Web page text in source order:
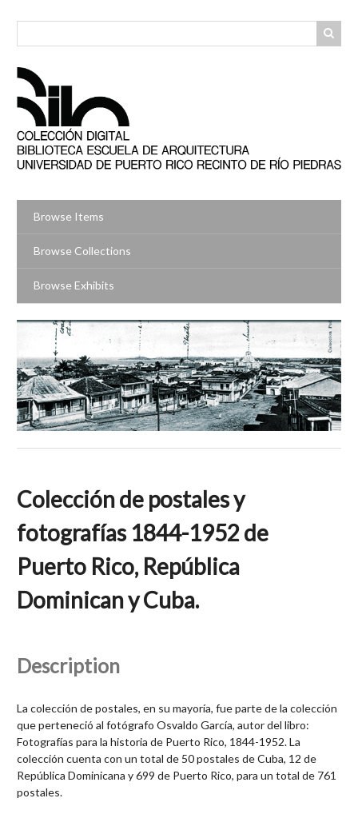
Browse Items
Browse Collections
Browse Exhibits
Colección de postales y
fotografías 1844-1952 de
Puerto Rico, República
Dominican y Cuba.
Description
La colección de postales, en su mayoría, fue parte de la colección
que perteneció al fotógrafo Osvaldo García, autor del libro:
Fotografías para la historia de Puerto Rico, 1844-1952. La
colección cuenta con un total de 50 postales de Cuba, 12 de
República Dominicana y 699 de Puerto Rico, para un total de 761
postales.